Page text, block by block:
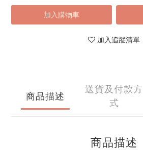
加入購物車
加入追蹤清單
商品描述
送貨及付款方
式
商品描述